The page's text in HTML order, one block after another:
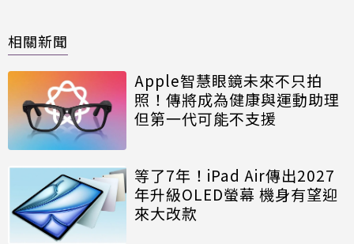
相關新聞
Apple智慧眼鏡未來不只拍
照！傳將成為健康與運動助理
但第一代可能不支援
等了7年！iPad Air傳出2027
年升級OLED螢幕 機身有望迎
來大改款